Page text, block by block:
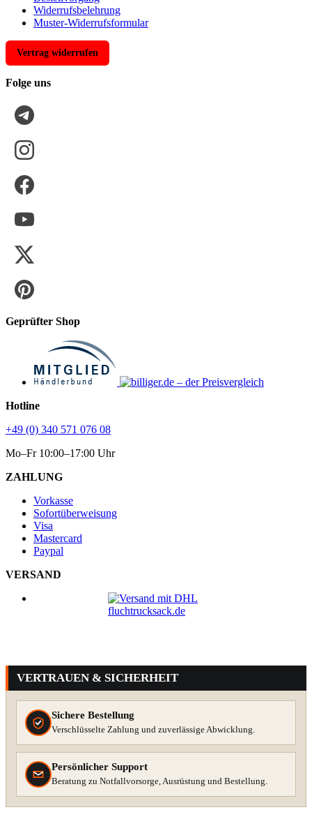
Widerrufsbelehrung
Muster-Widerrufsformular
Vertrag widerrufen
Folge uns
Geprüfter Shop
Hotline
+49 (0) 340 571 076 08
Mo–Fr 10:00–17:00 Uhr
ZAHLUNG
Vorkasse
Sofortüberweisung
Visa
Mastercard
Paypal
VERSAND
VERTRAUEN & SICHERHEIT
Sichere Bestellung
Verschlüsselte Zahlung und zuverlässige Abwicklung.
Persönlicher Support
Beratung zu Notfallvorsorge, Ausrüstung und Bestellung.